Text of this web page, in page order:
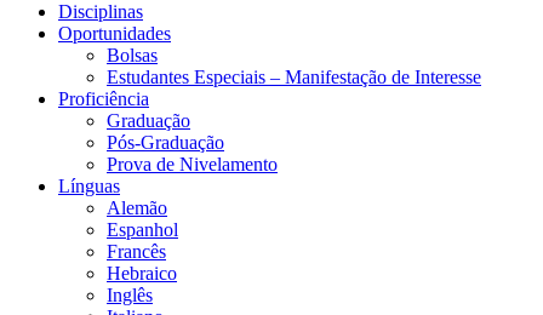
Disciplinas
Oportunidades
Bolsas
Estudantes Especiais – Manifestação de Interesse
Proficiência
Graduação
Pós-Graduação
Prova de Nivelamento
Línguas
Alemão
Espanhol
Francês
Hebraico
Inglês